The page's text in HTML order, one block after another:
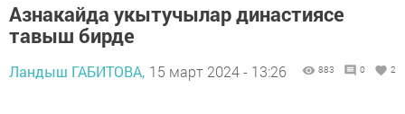
Азнакайда укытучылар династиясе
тавыш бирде
Ландыш ГАБИТОВА, 15 март 2024 - 13:26 883 0 2